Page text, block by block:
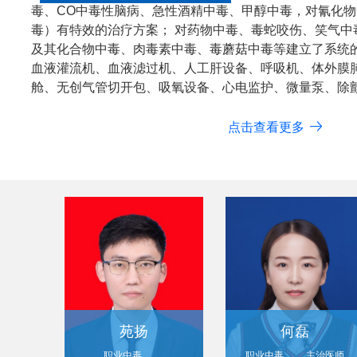
毒、CO中毒性脑病、急性酒精中毒、甲醇中毒，对氰化
毒）有特效的治疗方案； 对药物中毒、毒蛇咬伤、笑气
及其化合物中毒、肉毒素中毒、毒蘑菇中毒等建立了系统
血液灌流机、血液滤过机、人工肝设备、呼吸机、体外膜
舱、无创气管切开包、吸氧设备、心电监护、微量泵、除
点击查看更多
苑扬 何磊